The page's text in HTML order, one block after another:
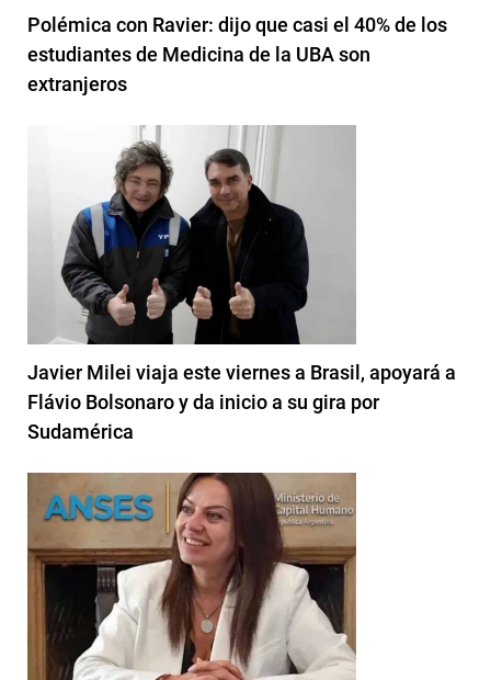
Polémica con Ravier: dijo que casi el 40% de los
estudiantes de Medicina de la UBA son
extranjeros
Javier Milei viaja este viernes a Brasil, apoyará a
Flávio Bolsonaro y da inicio a su gira por
Sudamérica